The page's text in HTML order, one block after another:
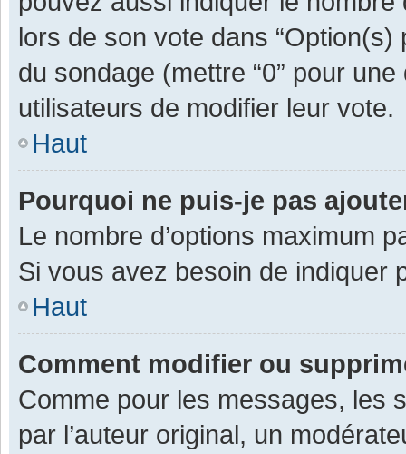
lors de son vote dans “Option(s)
du sondage (mettre “0” pour
utilisateurs de modifier leur vote.
Haut
Pourquoi ne puis-je pas
Le nombre d’options maximum
Si vous avez besoin de indiquer
Haut
Comment modifier ou
Comme pour les messages, les
par l’auteur original, un